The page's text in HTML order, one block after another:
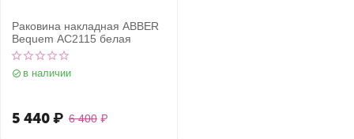
Раковина накладная ABBER
Bequem AC2115 белая
в наличии
6 400 ₽
5 440₽